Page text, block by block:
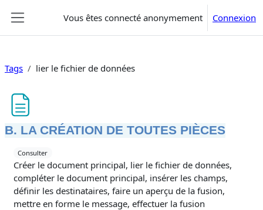
Vous êtes connecté anonymement Connexion
Tags lier le fichier de données
B. LA CRÉATION DE TOUTES PIÈCES
Conditions d’achèvement
Consulter
Créer le document principal, lier le fichier de données,
compléter le document principal, insérer les champs,
définir les destinataires, faire un aperçu de la fusion,
mettre en forme le message, effectuer la fusion